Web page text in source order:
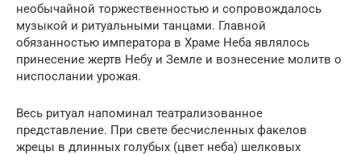
необычайной торжественностью и сопровождалось
музыкой и ритуальными танцами. Главной
обязанностью императора в Храме Неба являлось
принесение жертв Небу и Земле и вознесение молитв о
ниспослании урожая.
Весь ритуал напоминал театрализованное
представление. При свете бесчисленных факелов
жрецы в длинных голубых (цвет неба) шелковых